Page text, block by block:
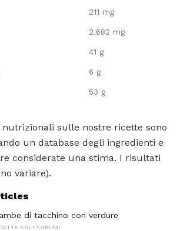
211 mg
2.682 mg
41 g
6 g
53 g
sulle nostre ricette sono
un database degli ingredienti e
considerate una stima. I risultati
variare).
di tacchino con verdure
AGLI AGRUMI